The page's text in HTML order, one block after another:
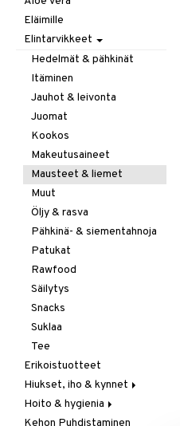
Eläimille
Elintarvikkeet
Hedelmät & pähkinät
Itäminen
Jauhot & leivonta
Juomat
Kookos
Makeutusaineet
Mausteet & liemet
Muut
Öljy & rasva
Pähkinä- & siementahnoja
Patukat
Rawfood
Säilytys
Snacks
Suklaa
Tee
Erikoistuotteet
Hiukset, iho & kynnet
Aurinko & pigmentti
Hiukset
Hoito & hygienia
Aurinkosuoja
Kehon Puhdistaminen